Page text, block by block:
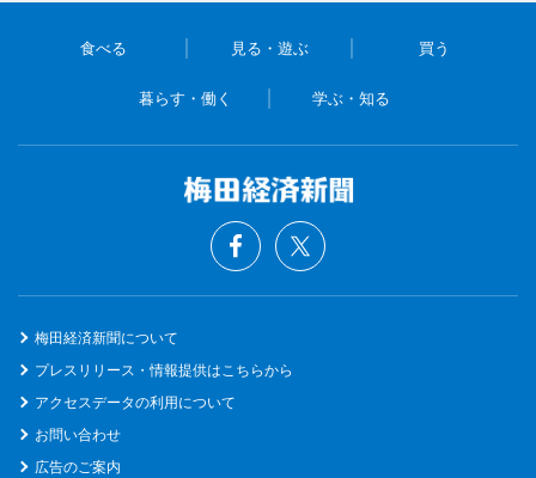
食べる 見る・遊ぶ 買う
暮らす・働く 学ぶ・知る
梅田経済新聞について
プレスリリース・情報提供はこちらから
アクセスデータの利用について
お問い合わせ
広告のご案内